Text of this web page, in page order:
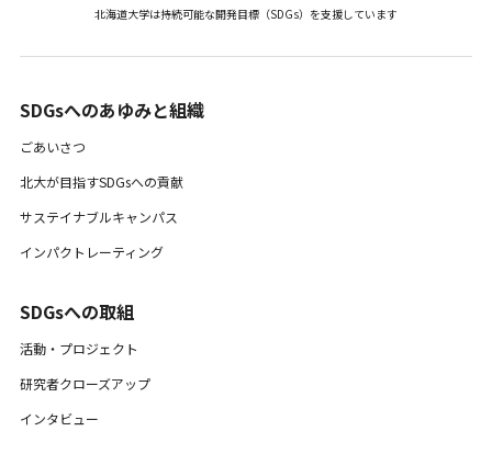
北海道大学は持続可能な開発目標（SDGs）を支援しています
SDGsへのあゆみと組織 ​
ごあいさつ
北大が目指すSDGsへの貢献
サステイナブルキャンパス
インパクトレーティング
SDGsへの取組
活動・プロジェクト
研究者クローズアップ
インタビュー